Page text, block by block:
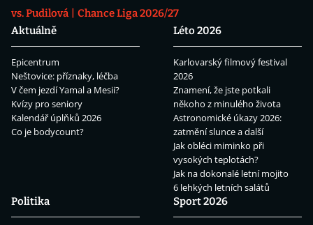
vs. Pudilová
Chance Liga 2026/27
Aktuálně
Epicentrum
Neštovice: příznaky, léčba
V čem jezdí Yamal a Mesii?
Kvízy pro seniory
Kalendář úplňků 2026
Co je bodycount?
Léto 2026
Karlovarský filmový festival
2026
Znamení, že jste potkali
někoho z minulého života
Astronomické úkazy 2026:
zatmění slunce a další
Jak obléci miminko při
vysokých teplotách?
Jak na dokonalé letní mojito
6 lehkých letních salátů
Politika
Sport 2026